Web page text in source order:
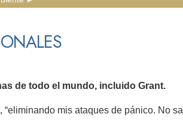
de todo el mundo, incluido Grant.
“eliminando mis ataques de pánico. No